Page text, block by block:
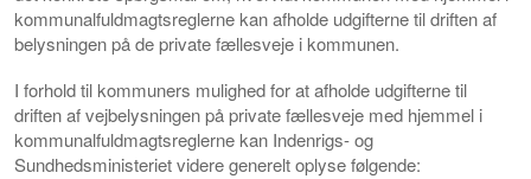
kommunalfuldmagtsreglerne kan afholde udgifterne til driften af
belysningen på de private fællesveje i kommunen.
I forhold til kommuners mulighed for at afholde udgifterne til
driften af vejbelysningen på private fællesveje med hjemmel i
kommunalfuldmagtsreglerne kan Indenrigs- og
Sundhedsministeriet videre generelt oplyse følgende: